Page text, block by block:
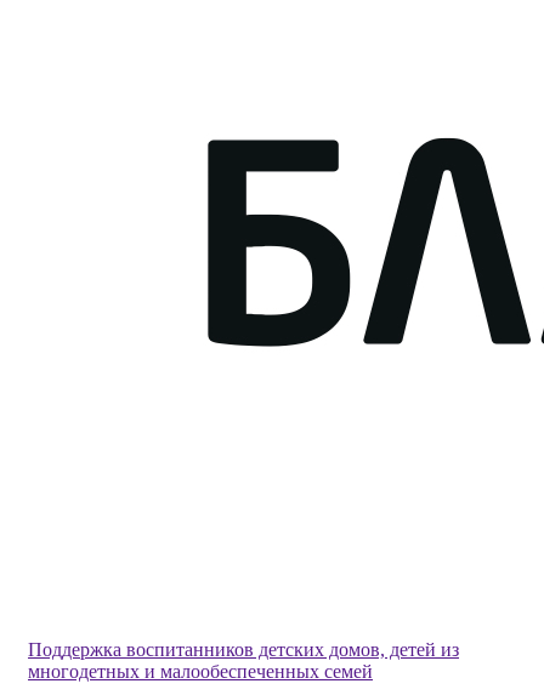
Поддержка воспитанников детских домов, детей из
многодетных и малообеспеченных семей